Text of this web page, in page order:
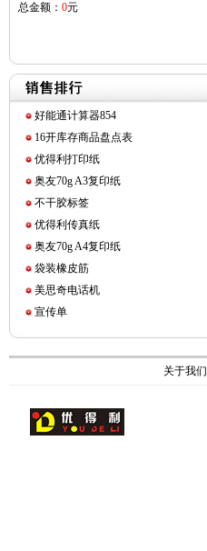
总金额： 0元
好能通计算器854
16开库存商品盘点表
优得利打印纸
奥友70g A3复印纸
不干胶标签
优得利传真纸
奥友70g A4复印纸
袋装橡皮筋
美思奇电话机
宣传单
关于我们